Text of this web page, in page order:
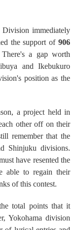
Division immediately
the support of 906
a gap worth
and Ikebukuro
position as the
a project held in
other off on their
remember that the
Shinjuku divisions.
have resented the
able to regain their
of this contest.
total points that it
Yokohama division